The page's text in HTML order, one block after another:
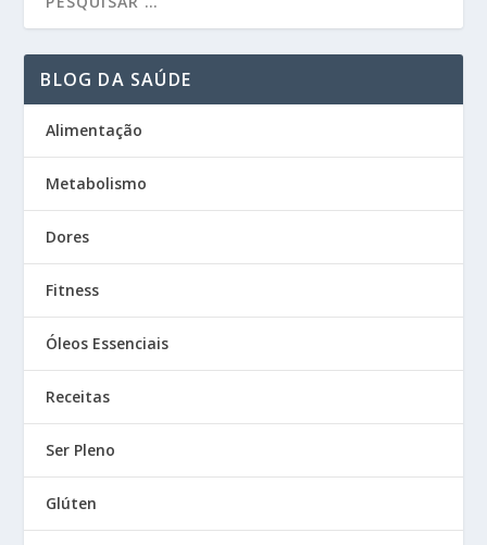
BLOG DA SAÚDE
Alimentação
Metabolismo
Dores
Fitness
Óleos Essenciais
Receitas
Ser Pleno
Glúten